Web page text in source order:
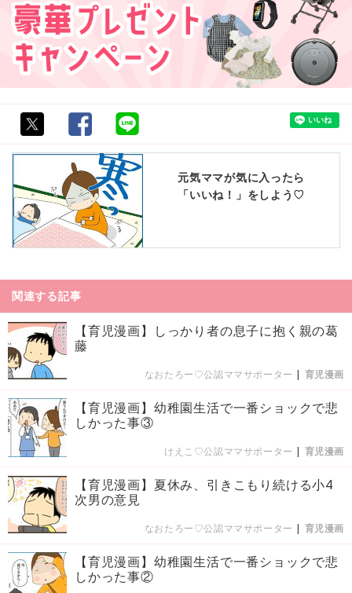
元気ママが気に入ったら
「いいね！」をしよう♡
関連する記事
【育児漫画】しっかり者の息子に抱く親の葛
藤
なおたろー♡公認ママサポーター | 育児漫画
【育児漫画】幼稚園生活で一番ショックで悲
しかった事③
けえこ♡公認ママサポーター | 育児漫画
【育児漫画】夏休み、引きこもり続ける小4
次男の意見
なおたろー♡公認ママサポーター | 育児漫画
【育児漫画】幼稚園生活で一番ショックで悲
しかった事②